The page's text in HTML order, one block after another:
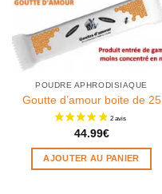
POUDRE APHRODISIAQUE
Goutte d’amour boite de 25
44.99€
AJOUTER AU PANIER